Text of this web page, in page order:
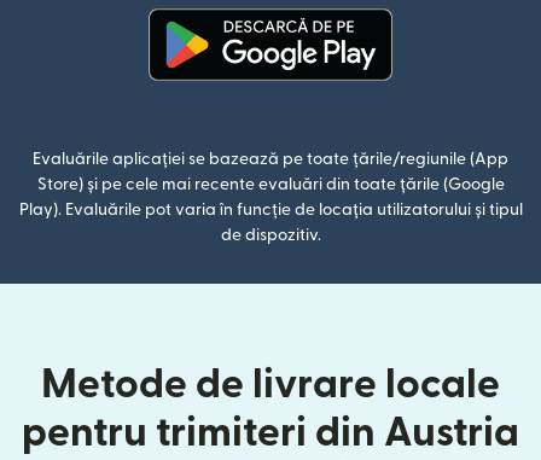
Evaluările aplicației se bazează pe toate țările/regiunile (App
Store) și pe cele mai recente evaluări din toate țările (Google
Play). Evaluările pot varia în funcție de locația utilizatorului și tipul
de dispozitiv.
Metode de livrare locale
pentru trimiteri din Austria